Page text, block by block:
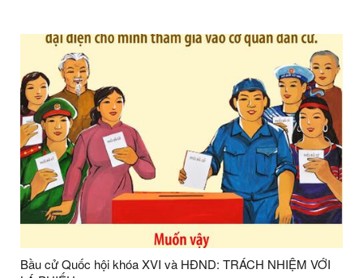
Bầu cử Quốc hội khóa XVI và HĐND: TRÁCH NHIỆM VỚI